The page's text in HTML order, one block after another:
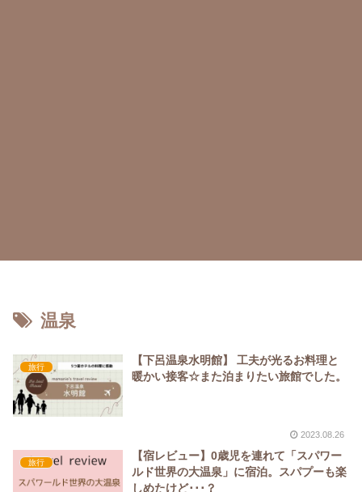
温泉
旅行
【下呂温泉水明館】 工夫が光るお料理と
暖かい接客☆また泊まりたい旅館でした。
2023.08.26
旅行
【宿レビュー】0歳児を連れて「スパワー
ルド世界の大温泉」に宿泊。スパプーも楽
しめたけど･･･？